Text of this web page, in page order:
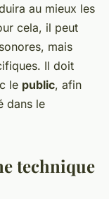
au mieux les
cela, il peut
mais
Il doit
le public, afin
dans le
technique